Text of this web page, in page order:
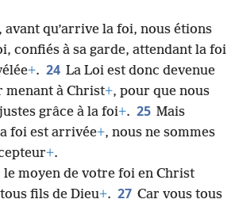
avant qu’arrive la foi, nous étions
confiés à sa garde, attendant la foi
+. 24 La Loi est donc devenue
à Christ+, pour que nous
grâce à la foi+. 25 Mais
foi est arrivée+, nous ne sommes
+.
moyen de votre foi en Christ
fils de Dieu+. 27 Car vous tous